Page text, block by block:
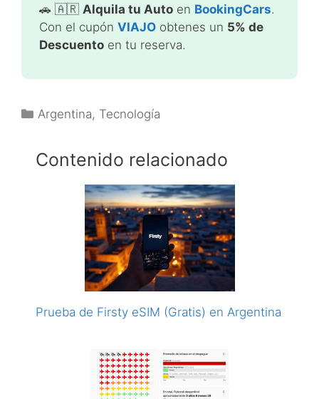
🚗 🇦🇷 Alquila tu Auto en BookingCars.
Con el cupón VIAJO obtenes un 5% de
Descuento en tu reserva.
Categorías
Argentina, Tecnología
Contenido relacionado
Prueba de Firsty eSIM (Gratis) en Argentina